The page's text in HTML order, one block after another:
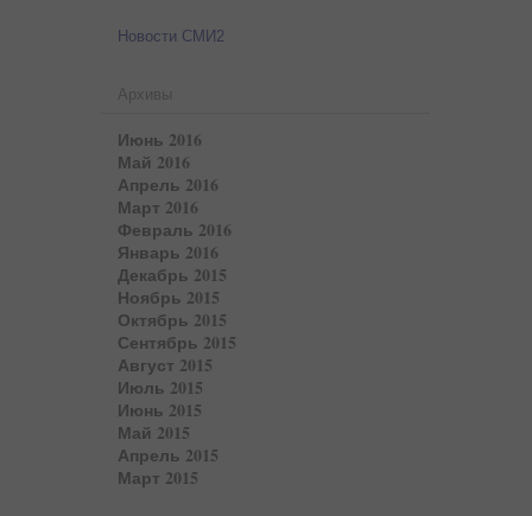
Новости СМИ2
Архивы
Июнь 2016
Май 2016
Апрель 2016
Март 2016
Февраль 2016
Январь 2016
Декабрь 2015
Ноябрь 2015
Октябрь 2015
Сентябрь 2015
Август 2015
Июль 2015
Июнь 2015
Май 2015
Апрель 2015
Март 2015